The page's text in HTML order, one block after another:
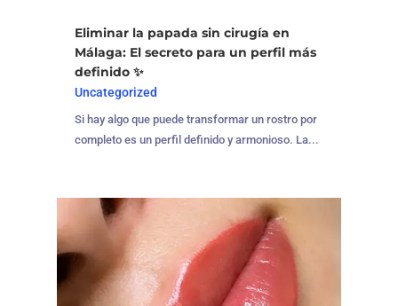
Eliminar la papada sin cirugía en
Málaga: El secreto para un perfil más
definido ✨
Uncategorized
Si hay algo que puede transformar un rostro por
completo es un perfil definido y armonioso. La...